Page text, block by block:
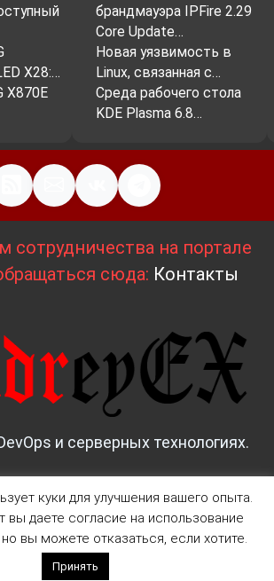
X28:…
X870E
брандмауэра IPFire 2.29
Core Update…
Новая уязвимость в
Linux, связанная с…
Среда рабочего стола
KDE Plasma 6.8…
сотрудничества на портале
сюда: Контакты
и серверных технологиях.
Дизайн и верстка:AndreyEx
куки для улучшения вашего опыта.
вы даете согласие на использование
вы можете отказаться, если хотите.
Принять